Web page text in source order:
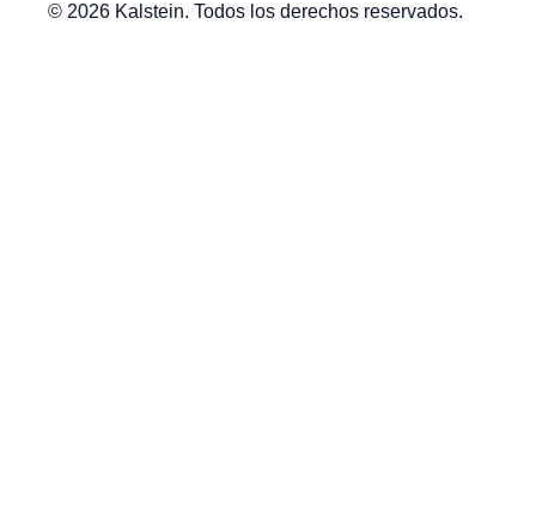
© 2026 Kalstein. Todos los derechos reservados.